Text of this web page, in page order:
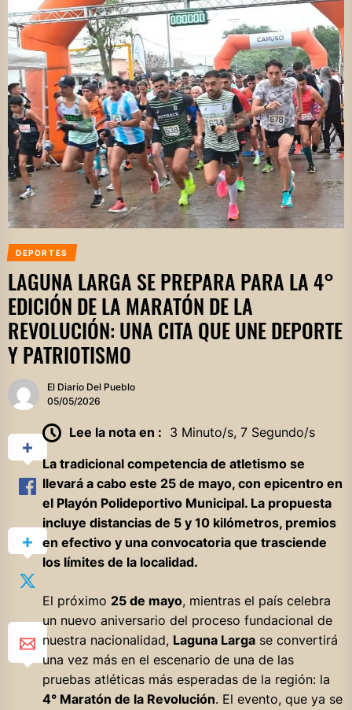
DEPORTES
LAGUNA LARGA SE PREPARA PARA LA 4°
EDICIÓN DE LA MARATÓN DE LA
REVOLUCIÓN: UNA CITA QUE UNE DEPORTE
Y PATRIOTISMO
El Diario Del Pueblo
05/05/2026
Lee la nota en : 3 Minuto/s, 7 Segundo/s
La tradicional competencia de atletismo se
llevará a cabo este 25 de mayo, con epicentro en
el Playón Polideportivo Municipal. La propuesta
incluye distancias de 5 y 10 kilómetros, premios
en efectivo y una convocatoria que trasciende
los límites de la localidad.
El próximo 25 de mayo, mientras el país celebra
un nuevo aniversario del proceso fundacional de
nuestra nacionalidad, Laguna Largase convertirá
una vez más en el escenario de una de las
pruebas atléticas más esperadas de la región: la
4° Maratón de la Revolución. El evento, que ya se